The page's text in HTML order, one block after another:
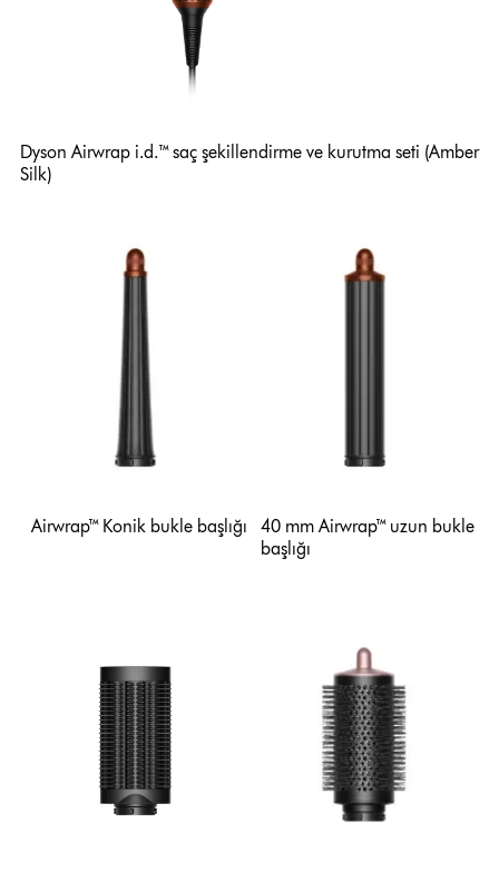
Dyson Airwrap i.d.™ saç şekillendirme ve kurutma seti (Amber
Silk)
Airwrap™ Konik bukle başlığı
40 mm Airwrap™ uzun bukle
başlığı